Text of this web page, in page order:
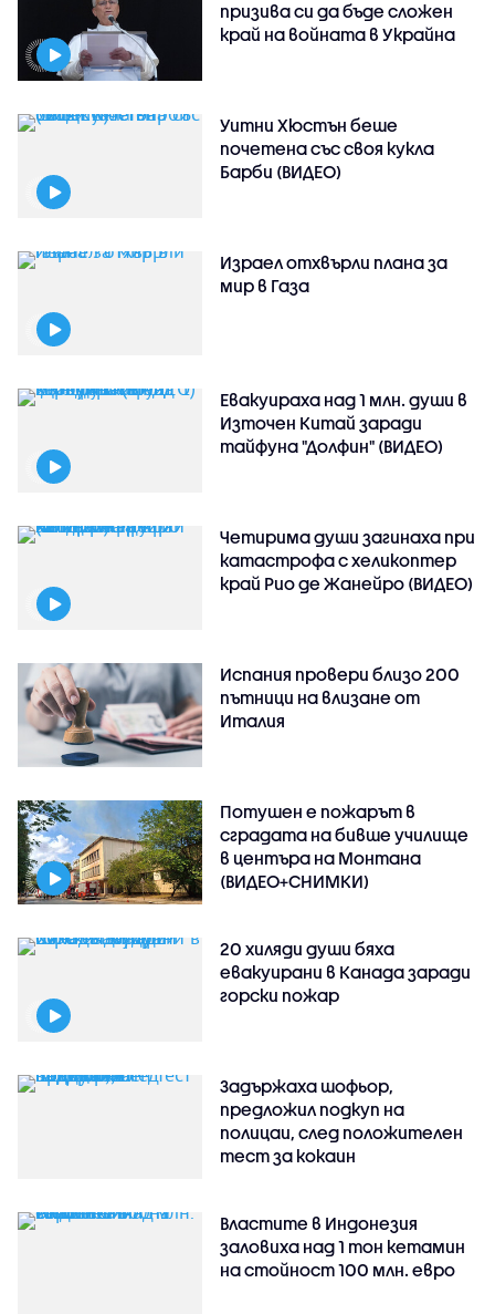
призива си да бъде сложен
край на войната в Украйна
Уитни Хюстън беше
почетена със своя кукла
Барби (ВИДЕО)
Израел отхвърли плана за
мир в Газа
Евакуираха над 1 млн. души в
Източен Китай заради
тайфуна "Долфин" (ВИДЕО)
Четирима души загинаха при
катастрофа с хеликоптер
край Рио де Жанейро (ВИДЕО)
Испания провери близо 200
пътници на влизане от
Италия
Потушен е пожарът в
сградата на бивше училище
в центъра на Монтана
(ВИДЕО+СНИМКИ)
20 хиляди души бяха
евакуирани в Канада заради
горски пожар
Задържаха шофьор,
предложил подкуп на
полицаи, след положителен
тест за кокаин
Властите в Индонезия
заловиха над 1 тон кетамин
на стойност 100 млн. евро